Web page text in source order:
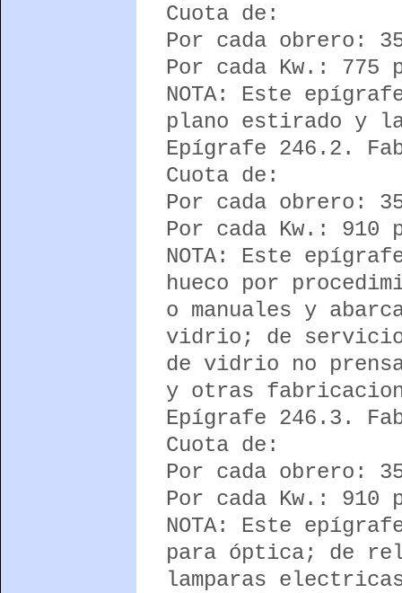
Cuota de:
Por cada obrero:
Por cada Kw.: 775
NOTA: Este
plano estirado y
Epígrafe 246.2.
Cuota de:
Por cada obrero:
Por cada Kw.: 910
NOTA: Este
hueco por
o manuales y
vidrio; de servicio
de vidrio no
y otras
Epígrafe 246.3.
Cuota de:
Por cada obrero:
Por cada Kw.: 910
NOTA: Este
para óptica; de
lamparas